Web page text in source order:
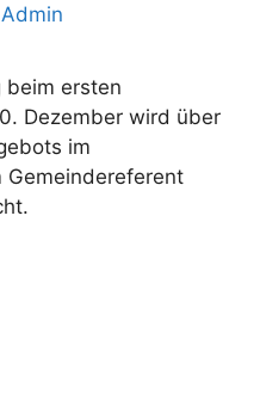
Admin
beim ersten
Dezember wird über
im